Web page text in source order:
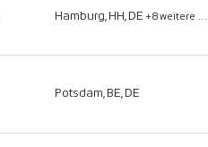
Hamburg, HH, DE +8 weitere …
Potsdam, BE, DE